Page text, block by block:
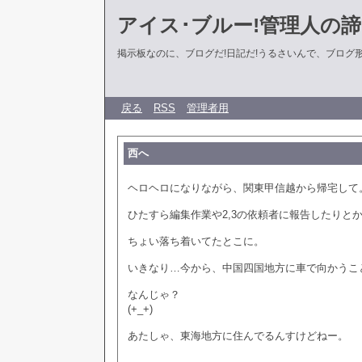
アイス･ブルー!管理人の
掲示板なのに、ブログだ!日記だ!うるさいんで、ブログ
戻る RSS 管理者用
西へ
ヘロヘロになりながら、関東甲信越から帰宅して
ひたすら編集作業や2,3の依頼者に報告したりと
ちょい落ち着いてたとこに。
いきなり…今から、中国四国地方に車で向かうこ
なんじゃ？
(+_+)
あたしゃ、東海地方に住んでるんすけどねー。